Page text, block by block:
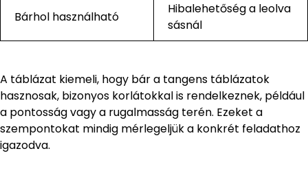
Bárhol használható
Hibalehetőség a leolva
sásnál
A táblázat kiemeli, hogy bár a tangens táblázatok
hasznosak, bizonyos korlátokkal is rendelkeznek, például
a pontosság vagy a rugalmasság terén. Ezeket a
szempontokat mindig mérlegeljük a konkrét feladathoz
igazodva.